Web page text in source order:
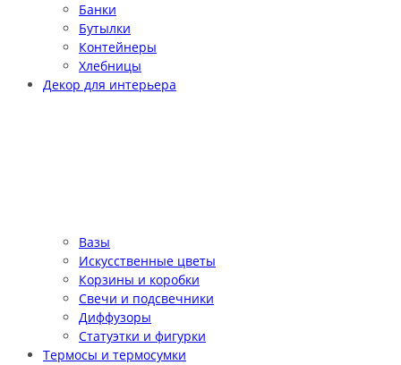
Банки
Бутылки
Контейнеры
Хлебницы
Декор для интерьера
Вазы
Искусственные цветы
Корзины и коробки
Свечи и подсвечники
Диффузоры
Статуэтки и фигурки
Термосы и термосумки